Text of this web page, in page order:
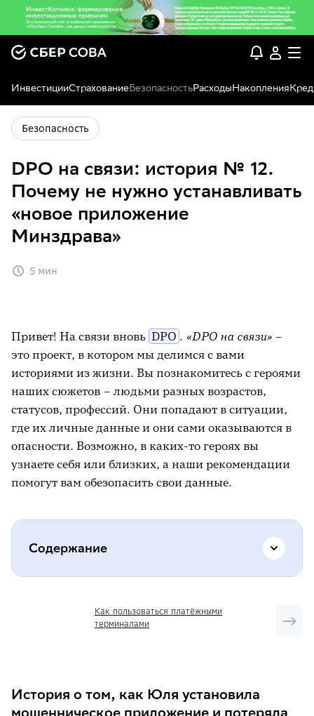
ИнвестицииСтрахованиеБезопасностьРасходыНакопления
Безопасность
DPO на связи: история № 12.
Почему не нужно устанавливать
«новое приложение
Минздрава»
5 мин
Привет! На связи вновь DPO . «DPO на связи» –
это проект, в котором мы делимся с вами
историями из жизни. Вы познакомитесь с героями
наших сюжетов – людьми разных возрастов,
статусов, профессий. Они попадают в ситуации,
где их личные данные и они сами оказываются в
опасности. Возможно, в каких-то героях вы
узнаете себя или близких, а наши рекомендации
помогут вам обезопасить свои данные.
Содержание
мошенническое приложение и потеряла
Как действовать в подобной ситуации
Как пользоваться платёжными
терминалами
История о том, как Юля установила
мошенническое приложение и потеряла